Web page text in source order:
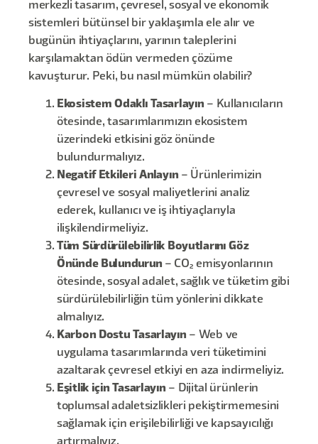
merkezli tasarım, çevresel, sosyal ve ekonomik
sistemleri bütünsel bir yaklaşımla ele alır ve
bugünün ihtiyaçlarını, yarının taleplerini
karşılamaktan ödün vermeden çözüme
kavuşturur. Peki, bu nasıl mümkün olabilir?
Ekosistem Odaklı Tasarlayın – Kullanıcıların
ötesinde, tasarımlarımızın ekosistem
üzerindeki etkisini göz önünde
bulundurmalıyız.
Negatif Etkileri Anlayın – Ürünlerimizin
çevresel ve sosyal maliyetlerini analiz
ederek, kullanıcı ve iş ihtiyaçlarıyla
ilişkilendirmeliyiz.
Tüm Sürdürülebilirlik Boyutlarını Göz
Önünde Bulundurun – CO₂ emisyonlarının
ötesinde, sosyal adalet, sağlık ve tüketim gibi
sürdürülebilirliğin tüm yönlerini dikkate
almalıyız.
Karbon Dostu Tasarlayın – Web ve
uygulama tasarımlarında veri tüketimini
azaltarak çevresel etkiyi en aza indirmeliyiz.
Eşitlik için Tasarlayın – Dijital ürünlerin
toplumsal adaletsizlikleri pekiştirmemesini
sağlamak için erişilebilirliği ve kapsayıcılığı
artırmalıyız.